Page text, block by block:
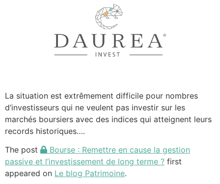
La situation est extrêmement difficile pour nombres
d’investisseurs qui ne veulent pas investir sur les
marchés boursiers avec des indices qui atteignent leurs
records historiques….
The post
Bourse : Remettre en cause la gestion
passive et l’investissement de long terme ? first
appeared on Le blog Patrimoine.